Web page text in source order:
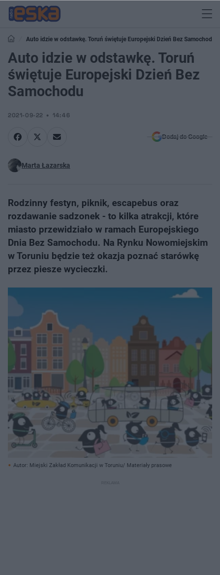
Auto idzie w odstawkę. Toruń świętuje Europejski Dzień Bez Samochodu
Auto idzie w odstawkę. Toruń
świętuje Europejski Dzień Bez
Samochodu
2021-09-22 14:46
Dodaj do Google
Marta Łazarska
Rodzinny festyn, piknik, escapebus oraz
rozdawanie sadzonek - to kilka atrakcji, które
miasto przewidziało w ramach Europejskiego
Dnia Bez Samochodu. Na Rynku Nowomiejskim
w Toruniu będzie też okazja poznać starówkę
przez piesze wycieczki.
Autor: Miejski Zakład Komunikacji w Toruniu/ Materiały prasowe